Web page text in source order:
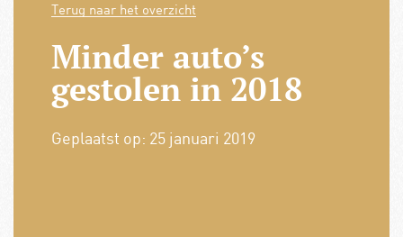
Terug naar het overzicht
Minder auto’s
gestolen in 2018
Geplaatst op: 25 januari 2019